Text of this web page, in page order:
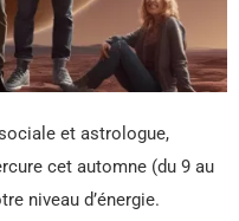
et astrologue,
cet automne (du 9 au
niveau d’énergie.